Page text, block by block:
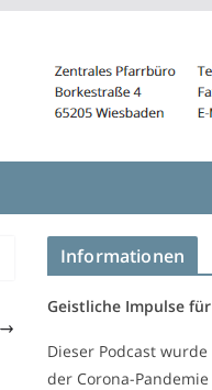
Informationen
Geistliche Impulse
Dieser Podcast
der Corona-